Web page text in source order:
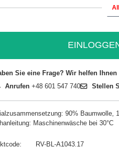
Sie eine Frage? Wir helfen Ihnen
Anrufen +48 601 547 740 Stellen
90% Baumwolle,
Maschinenwäsche bei 30°C
RV-BL-A1043.17